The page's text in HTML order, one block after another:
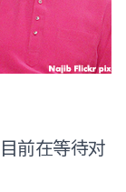
前在等待对